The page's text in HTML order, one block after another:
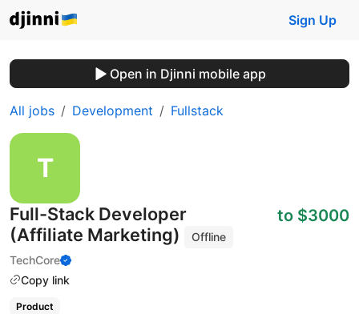
Sign Up
Open in Djinni mobile app
All jobs Development Fullstack
Full-Stack Developer
(Affiliate Marketing)
Offline
TechCore
Copy link
to $3000
Product